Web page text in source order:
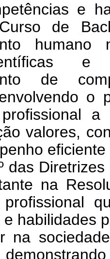
e
de
e
de
o
valores,
Diretrizes
na
habilidades
na